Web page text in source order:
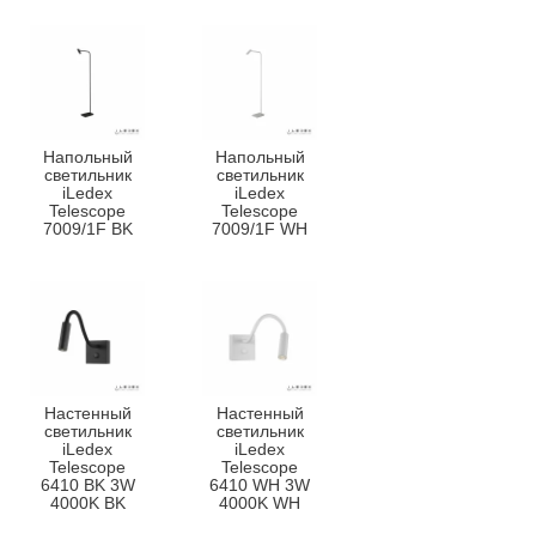
Напольный
светильник
iLedex
Telescope
7009/1F BK
Напольный
светильник
iLedex
Telescope
7009/1F WH
Настенный
светильник
iLedex
Telescope
6410 BK 3W
4000K BK
Настенный
светильник
iLedex
Telescope
6410 WH 3W
4000K WH